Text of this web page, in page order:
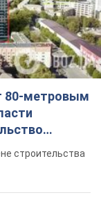
строительства
часть
и видео
посла из-за